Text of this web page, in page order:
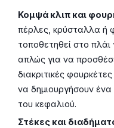
Κομψά κλιπ και
πέρλες, κρύσταλλα ή
τοποθετηθεί στο
απλώς για να
διακριτικές
να δημιουργήσουν
του κεφαλιού.
Στέκες και